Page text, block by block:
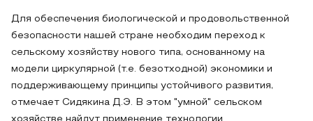
Для обеспечения биологической и продовольственной
безопасности нашей стране необходим переход к
сельскому хозяйству нового типа, основанному на
модели циркулярной (т.е. безотходной) экономики и
поддерживающему принципы устойчивого развития,
отмечает Сидякина Д.Э. В этом "умной" сельском